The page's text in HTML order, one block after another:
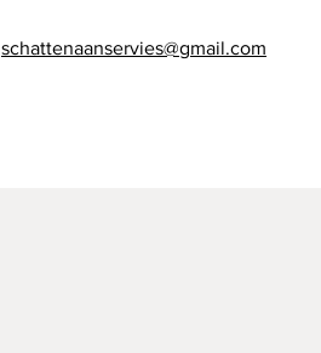
schattenaanservies@gmail.com